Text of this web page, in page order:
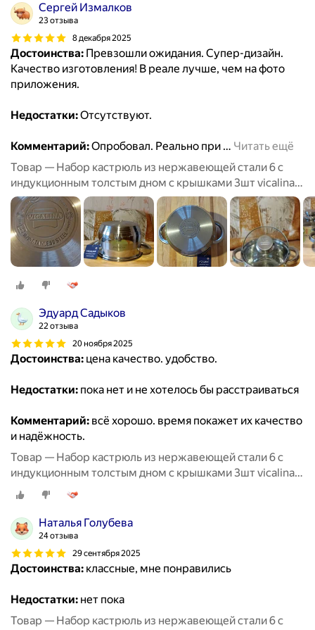
Сергей Измалков
23 отзыва
8 декабря 2025
Достоинства: Превзошли ожидания. Супер-дизайн.
Качество изготовления! В реале лучше, чем на фото
приложения.
Недостатки:Отсутствуют.
Комментарий:Опробовал. Реально при … Читать ещё
Товар — Набор кастрюль из нержавеющей стали 6 с
индукционным толстым дном с крышками 3шт vicalina
из нержавейки для приготовлени
Эдуард Садыков
22 отзыва
20 ноября 2025
Достоинства: цена качество. удобство.
Недостатки: пока нет и не хотелось бы расстраиваться
Комментарий: всё хорошо. время покажет их качество
и надёжность.
Товар — Набор кастрюль из нержавеющей стали 6 с
индукционным толстым дном с крышками 3шт vicalina
из нержавейки для приготовлени
Наталья Голубева
24 отзыва
29 сентября 2025
Достоинства: классные, мне понравились
Недостатки: нет пока
Товар — Набор кастрюль из нержавеющей стали 6 с